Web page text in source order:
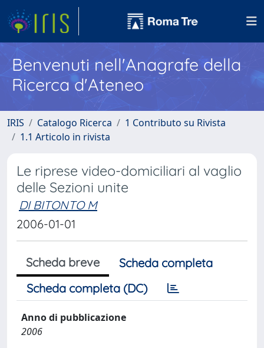
Benvenuti nell'Anagrafe della
Ricerca d'Ateneo
IRIS Catalogo Ricerca
1 Contributo su Rivista
1.1 Articolo in rivista
Le riprese video-domiciliari al vaglio
delle Sezioni unite
DI BITONTO M
2006-01-01
Scheda breve
Scheda completa
Scheda completa (DC)
Anno di pubblicazione
2006